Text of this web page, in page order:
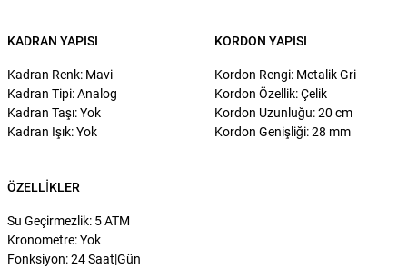
KADRAN YAPISI
Kadran Renk: Mavi
Kadran Tipi: Analog
Kadran Taşı: Yok
Kadran Işık: Yok
KORDON YAPISI
Kordon Rengi: Metalik Gri
Kordon Özellik: Çelik
Kordon Uzunluğu: 20 cm
Kordon Genişliği: 28 mm
ÖZELLIKLER
Su Geçirmezlik: 5 ATM
Kronometre: Yok
Fonksiyon: 24 Saat|Gün